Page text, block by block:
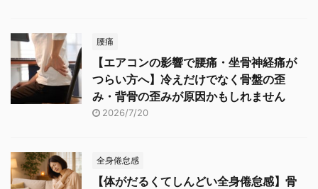
腰痛
【エアコンの影響で腰痛・坐骨神経痛が
つらい方へ】冷えだけでなく骨盤の歪
み・背骨の歪みが原因かもしれません
2026/7/20
全身倦怠感
【体がだるくてしんどい全身倦怠感】骨